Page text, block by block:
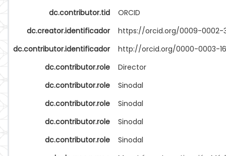
dc.contributor.tid
ORCID
dc.creator.identificador
https://orcid.org/0009-0002-
dc.contributor.identificador
http://orcid.org/0000-0003-
dc.contributor.role
Director
dc.contributor.role
Sinodal
dc.contributor.role
Sinodal
dc.contributor.role
Sinodal
dc.contributor.role
Sinodal